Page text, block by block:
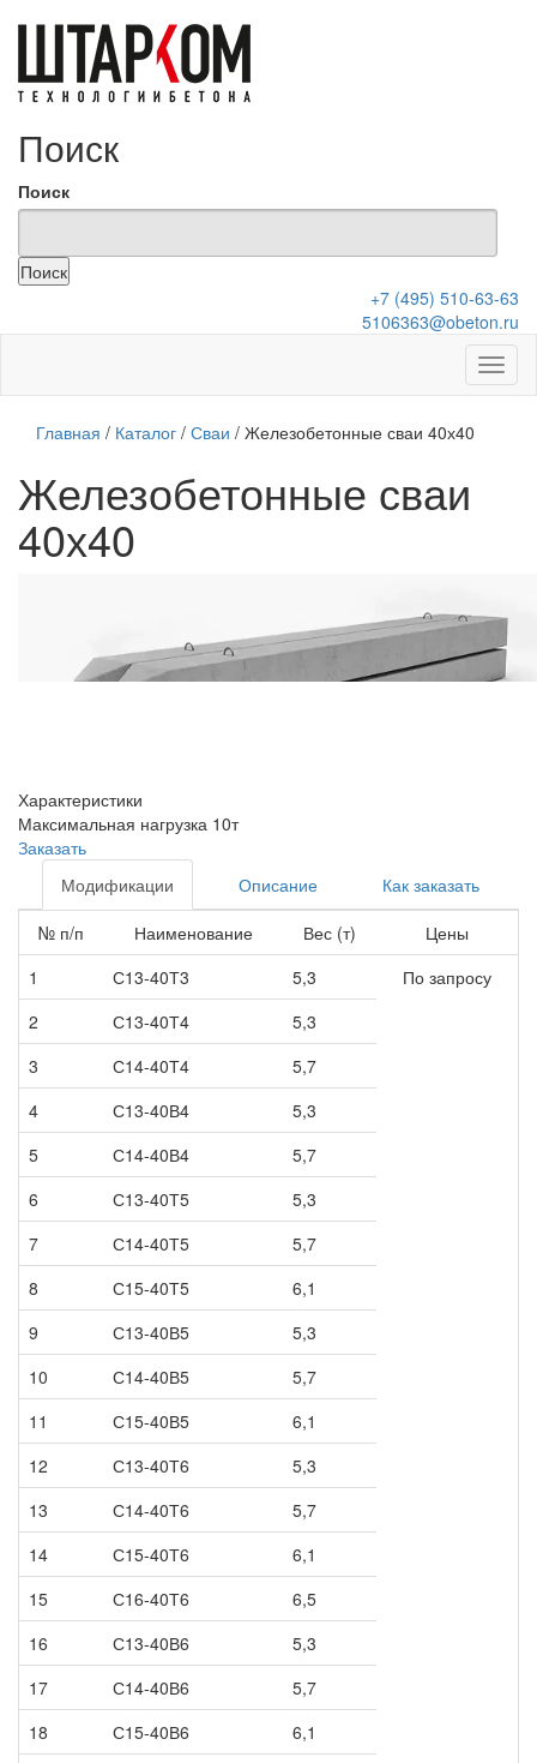
Поиск
Поиск
+7 (495) 510-63-63
5106363@obeton.ru
Главная / Каталог / Сваи / Железобетонные сваи 40х40
Железобетонные сваи
40х40
Характеристики
Максимальная нагрузка 10т
Заказать
Модификации
Описание
Как заказать
№ п/п
Наименование Вес (т)
Цены
1
С13-40Т3 5,3
По запросу
2
С13-40Т4
5,3
3
С14-40Т4
5,7
4
С13-40В4
5,3
5
С14-40В4
5,7
6
С13-40Т5
5,3
7
С14-40Т5
5,7
8
С15-40Т5
6,1
9
С13-40В5
5,3
10
С14-40В5
5,7
11
С15-40В5
6,1
12
С13-40Т6
5,3
13
С14-40Т6
5,7
14
С15-40Т6
6,1
15
С16-40Т6
6,5
16
С13-40В6
5,3
17
С14-40В6
5,7
18
С15-40В6
6,1